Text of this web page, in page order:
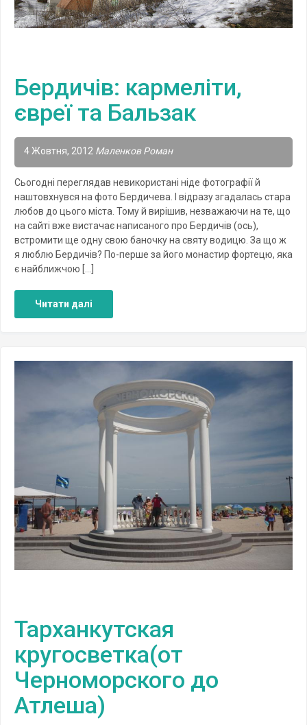
Бердичів: кармеліти,
євреї та Бальзак
4 Жовтня, 2012 Маленков Роман
Сьогодні переглядав невикористані ніде фотографії й
наштовхнувся на фото Бердичева. І відразу згадалась стара
любов до цього міста. Тому й вирішив, незважаючи на те, що
на сайті вже вистачає написаного про Бердичів (ось),
встромити ще одну свою баночку на святу водицю. За що ж
я люблю Бердичів? По-перше за його монастир фортецю, яка
є найближчою […]
Читати далі
Тарханкутская
кругосветка(от
Черноморского до
Атлеша)